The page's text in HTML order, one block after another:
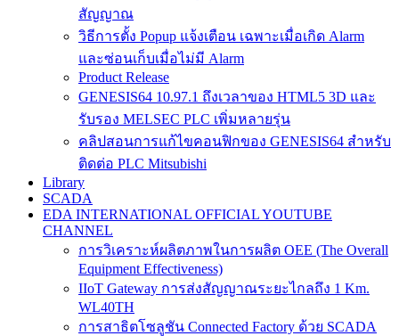
สัญญาณ
วิธีการตั้ง Popup แจ้งเตือน เฉพาะเมื่อเกิด Alarm
และซ่อนเก็บเมื่อไม่มี Alarm
Product Release
GENESIS64 10.97.1 ถึงเวลาของ HTML5 3D และ
รับรอง MELSEC PLC เพิ่มหลายรุ่น
คลิปสอนการแก้ไขคอนฟิกของ GENESIS64 สำหรับ
ติดต่อ PLC Mitsubishi
Library
SCADA
EDA INTERNATIONAL OFFICIAL YOUTUBE
CHANNEL
การวิเคราะห์ผลิตภาพในการผลิต OEE (The Overall
Equipment Effectiveness)
IIoT Gateway การส่งสัญญาณระยะไกลถึง 1 Km.
WL40TH
การสาธิตโซลูชัน Connected Factory ด้วย SCADA